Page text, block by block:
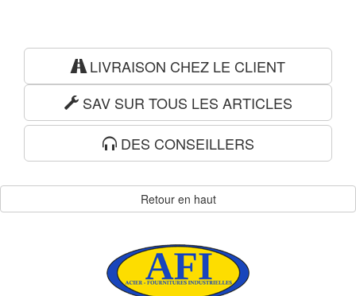
LIVRAISON CHEZ LE CLIENT
SAV SUR TOUS LES ARTICLES
DES CONSEILLERS
Retour en haut